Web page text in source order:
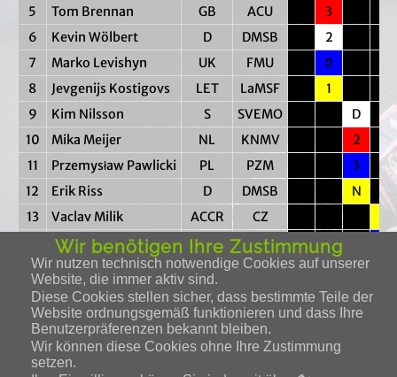
5
Tom Brennan GB ACU
3
6
Kevin Wölbert D DMSB
2
7
Marko Levishyn UK FMU
0
8
Jevgenijs Kostigovs LET LaMSF
1
9
Kim Nilsson S SVEMO
D
10
Mika Meijer NL KNMV
2
11
Przemysław Pawlicki PL PZM
3
12
Erik Riss D DMSB
N
13
Vaclav Milik ACCR CZ
Anže Grmek AMZS SLO
15
Piotr Pawlicki PL PZM
16
Dimitri Bergé F FFM
17
Mario Häusl D DMSB
1
18
Hannah Grunwald D
DMSB
Wir benötigen Ihre Zustimmung
Wir nutzen technisch notwendige Cookies auf unserer
Website, die immer aktiv sind.
Diese Cookies stellen sicher, dass bestimmte Teile der
Website ordnungsgemäß funktionieren und dass Ihre
Benutzerpräferenzen bekannt bleiben.
Wir können diese Cookies ohne Ihre Zustimmung
setzen.